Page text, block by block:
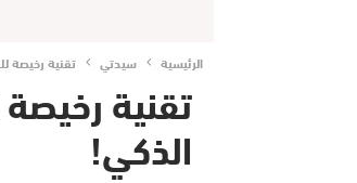
الرئيسية سيدتي تقنية رخيصة
تقنية
الذكي!